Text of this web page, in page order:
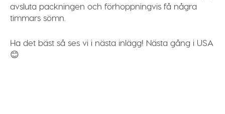
avsluta packningen och förhoppningvis få några
timmars sömn.
Ha det bäst så ses vi i nästa inlägg! Nästa gång i USA
😊